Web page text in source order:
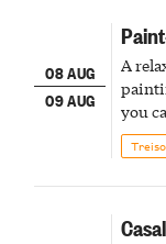
08 AUG
09 AUG
A
you
Treiso